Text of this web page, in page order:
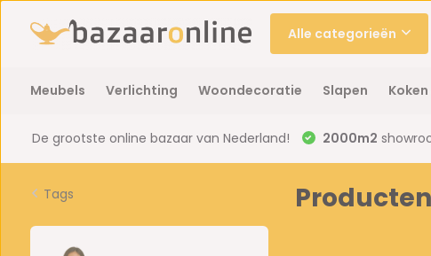
Alle categorieën
Meubels Verlichting Woondecoratie Slapen
De grootste online bazaar van Nederland! 2000m2
Tags